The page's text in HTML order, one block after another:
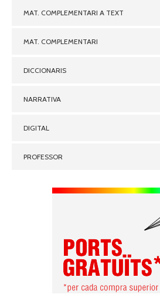
MAT. COMPLEMENTARI A TEXT
MAT. COMPLEMENTARI
DICCIONARIS
NARRATIVA
DIGITAL
PROFESSOR